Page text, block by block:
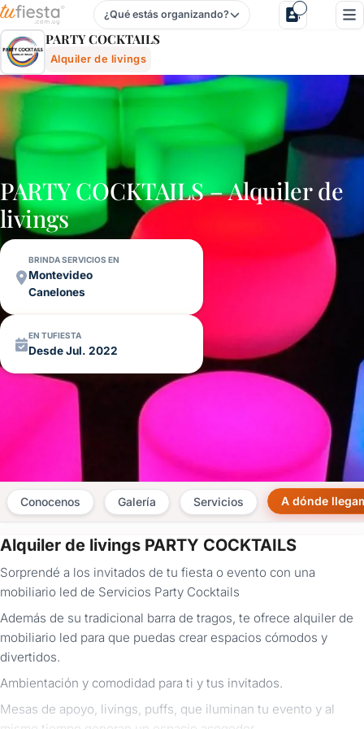
Party Cocktails - Alquiler De Livings Para Fiestas Y
¿Qué estás organizando?
PARTY COCKTAILS
Alquiler de livings
PARTY COCKTAILS – Alquiler de
livings
BRINDA SERVICIOS EN
Montevideo
Canelones
EN TUFIESTA
Desde Jul. 2022
Conocenos Galería Servicios A dónde
Alquiler de livings PARTY COCKTAILS
Sorprendé a los invitados de tu fiesta o evento con una
mobiliario led de Servicios Party Cocktails
Además de su tradicional barra de tragos, te ofrece alquiler de
mobiliario led para que puedas crear espacios cómodos y
divertidos.
Ambientación y comodidad para ti y tus invitados.
Mesas de apoyo, livings, puffs, que iluminan tu evento y al
×
Consultar
¿Ya
tenés
cuenta?
Iniciá
sesión
para